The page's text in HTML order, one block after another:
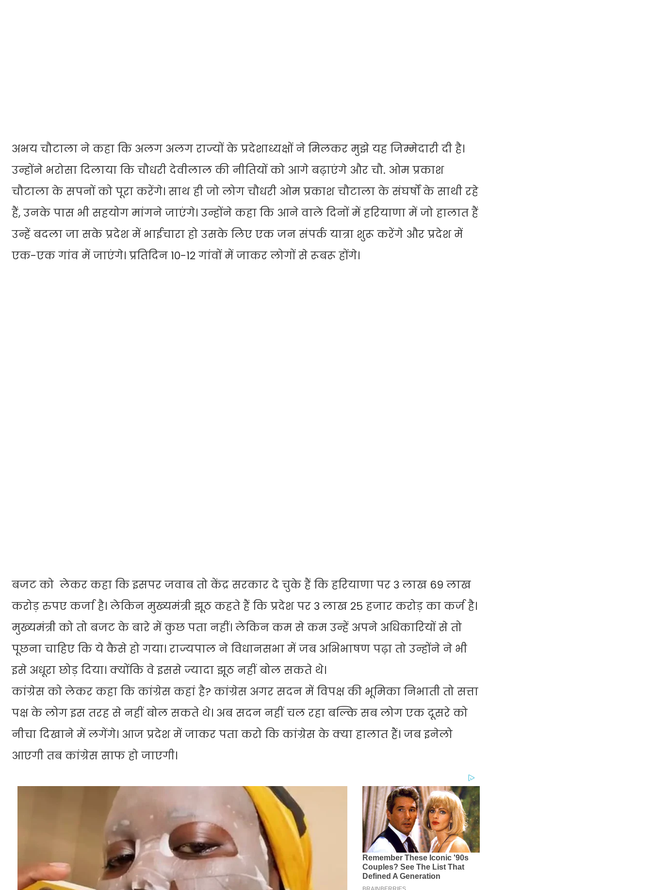
अभय चौटाला ने कहा कि अलग अलग राज्यों के प्रदेशाध्यक्षों ने मिलकर मुझे यह जिम्मेदारी दी है।
उन्होंने भरोसा दिलाया कि चौधरी देवीलाल की नीतियों को आगे बढ़ाएंगे और चौ. ओम प्रकाश
चौटाला के सपनों को पूरा करेंगे। साथ ही जो लोग चौधरी ओम प्रकाश चौटाला के संघर्षों के साथी रहे
हैं, उनके पास भी सहयोग मांगने जाएंगे। उन्होंने कहा कि आने वाले दिनों में हरियाणा में जो हालात हैं
उन्हें बदला जा सके प्रदेश में भाईचारा हो उसके लिए एक जन संपर्क यात्रा शुरू करेंगे और प्रदेश में
एक-एक गांव में जाएंगे। प्रतिदिन 10-12 गांवों में जाकर लोगों से रूबरू होंगे।
बजट को लेकर कहा कि इसपर जवाब तो केंद्र सरकार दे चुके हैं कि हरियाणा पर 3 लाख 69 लाख
करोड़ रुपए कर्जा है। लेकिन मुख्यमंत्री झूठ कहते हैं कि प्रदेश पर 3 लाख 25 हजार करोड़ का कर्ज है।
मुख्यमंत्री को तो बजट के बारे में कुछ पता नहीं। लेकिन कम से कम उन्हें अपने अधिकारियों से तो
पूछना चाहिए कि ये कैसे हो गया। राज्यपाल ने विधानसभा में जब अभिभाषण पढ़ा तो उन्होंने ने भी
इसे अधूरा छोड़ दिया। क्योंकि वे इससे ज्यादा झूठ नहीं बोल सकते थे।
कांग्रेस को लेकर कहा कि कांग्रेस कहां है? कांग्रेस अगर सदन में विपक्ष की भूमिका निभाती तो सत्ता
पक्ष के लोग इस तरह से नहीं बोल सकते थे। अब सदन नहीं चल रहा बल्कि सब लोग एक दूसरे को
नीचा दिखाने में लगेंगे। आज प्रदेश में जाकर पता करो कि कांग्रेस के क्या हालात हैं। जब इनेलो
आएगी तब कांग्रेस साफ हो जाएगी।